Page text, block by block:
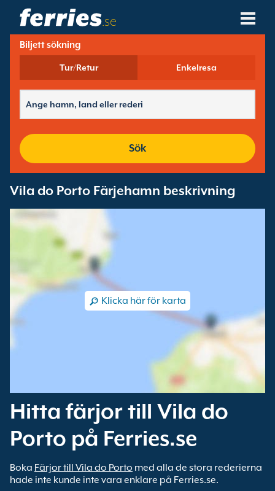
.se
Rederier
Färjedestinationer
Färjehamnar
Biljett sökning
Tur/Retur Enkelresa
Sök
Vila do Porto Färjehamn beskrivning
Klicka här för karta
Hitta färjor till Vila do
Porto på Ferries.se
Boka Färjor till Vila do Porto med alla de stora rederierna
hade inte kunde inte vara enklare på Ferries.se.